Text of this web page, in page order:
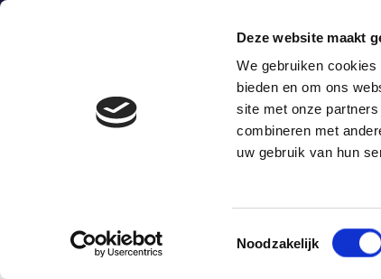
Deze website maakt
We gebruiken
bieden en om ons
site met onze
combineren met
uw gebruik van hun
Toestemmingsselectie
Noodzakelijk
Home»LA38 Actuator | RVS – IP67M | 12 of 24 VDC